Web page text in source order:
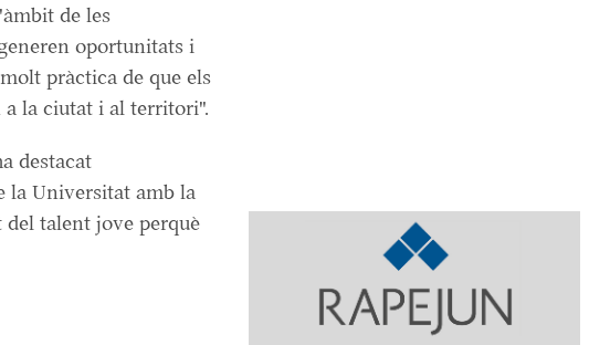
de les
oportunitats i
pràctica de que els
a la ciutat i al territori".
destacat
la Universitat amb la
talent jove perquè